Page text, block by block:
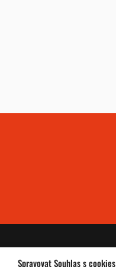
Spravovat Souhlas s cookies